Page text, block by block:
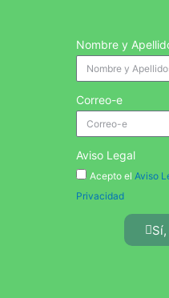
Nombre y
Correo-e
Aviso Legal
Acepto el Aviso
Privacidad